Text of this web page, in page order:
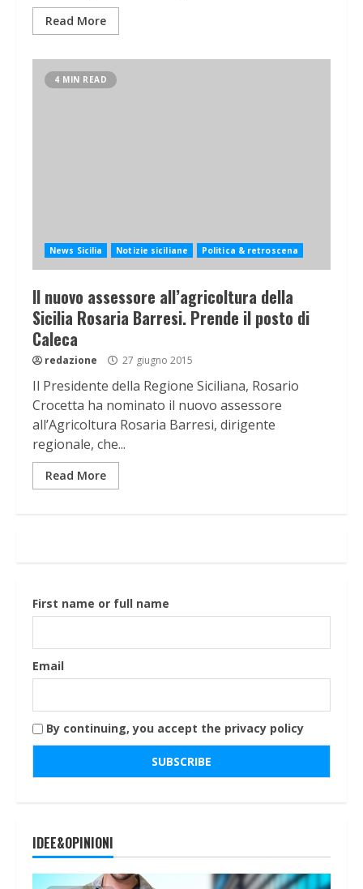
Read More
4 MIN READ
News Sicilia Notizie siciliane Politica & retroscena
Il nuovo assessore all’agricoltura della
Sicilia Rosaria Barresi. Prende il posto di
Caleca
redazione 27 giugno 2015
Il Presidente della Regione Siciliana, Rosario
Crocetta ha nominato il nuovo assessore
all’Agricoltura Rosaria Barresi, dirigente
regionale, che...
Read More
First name or full name
Email
By continuing, you accept the privacy policy
IDEE&OPINIONI